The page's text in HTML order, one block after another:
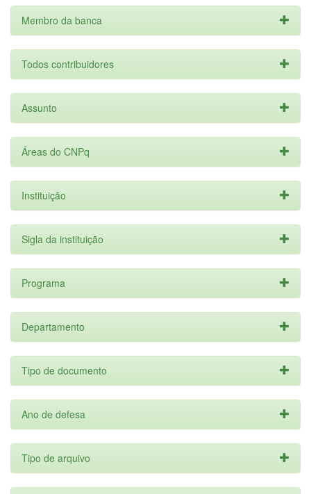
Membro da banca
Todos contribuidores
Assunto
Áreas do CNPq
Instituição
Sigla da instituição
Programa
Departamento
Tipo de documento
Ano de defesa
Tipo de arquivo